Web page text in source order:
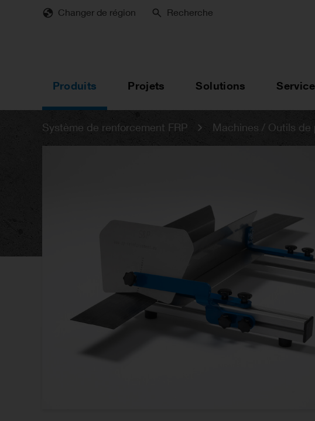
Changer de région Recherche
Produits Projets Solutions Service
Système de renforcement FRP Machines / Outils de